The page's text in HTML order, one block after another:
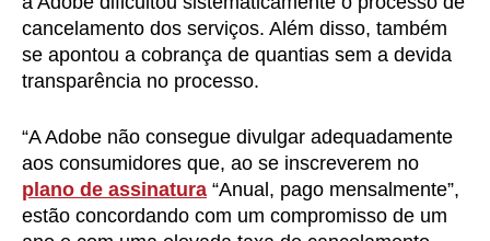
cancelamento dos serviços. Além disso, também
se apontou a cobrança de quantias sem a devida
transparência no processo.
“A Adobe não consegue divulgar adequadamente
aos consumidores que, ao se inscreverem no
plano de assinatura “Anual, pago mensalmente”,
estão concordando com um compromisso de um